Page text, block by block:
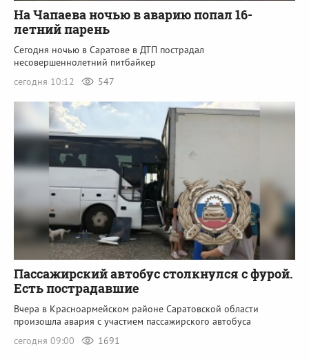
На Чапаева ночью в аварию попал 16-
летний парень
Сегодня ночью в Саратове в ДТП пострадал
несовершеннолетний питбайкер
сегодня 10:12
547
Пассажирский автобус столкнулся с фурой.
Есть пострадавшие
Вчера в Красноармейском районе Саратовской области
произошла авария с участием пассажирского автобуса
сегодня 09:00
1691